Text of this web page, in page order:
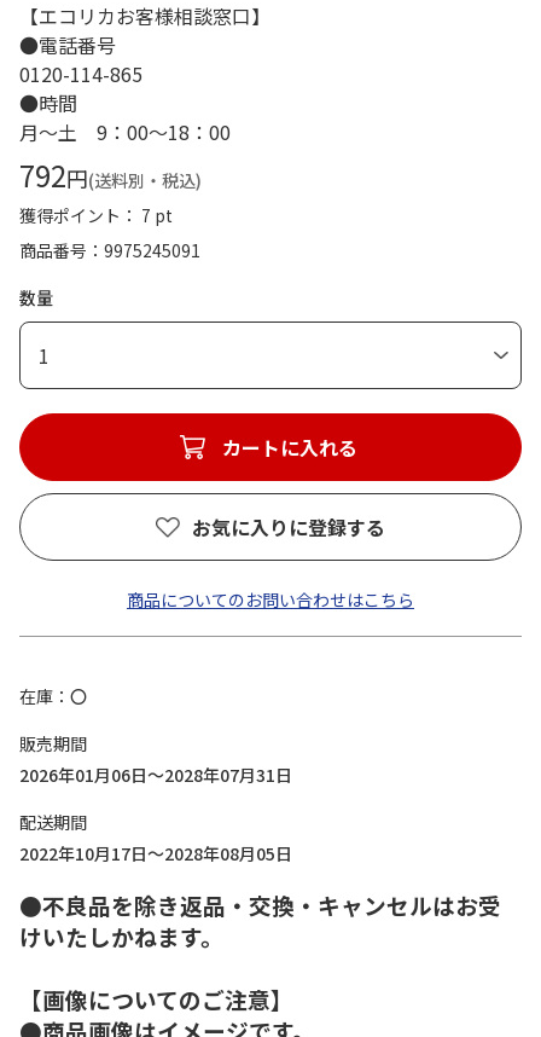
【エコリカお客様相談窓口】
●電話番号
0120-114-865
●時間
月～土 9：00～18：00
792円(送料別・税込)
獲得ポイント： 7 pt
商品番号
9975245091
数量
1
カートに入れる
お気に入りに登録する
商品についてのお問い合わせはこちら
在庫
〇
販売期間
2026年01月06日～2028年07月31日
配送期間
2022年10月17日～2028年08月05日
●不良品を除き返品・交換・キャンセルはお受
けいたしかねます。
【画像についてのご注意】
●商品画像はイメージです。